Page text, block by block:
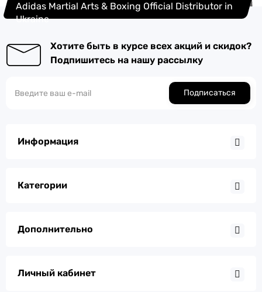
Adidas Martial Arts & Boxing Official Distributor in
Ukraine
Хотите быть в курсе всех акций и скидок?
Подпишитесь на нашу рассылку
Подписаться
Информация
Категории
Дополнительно
Личный кабинет